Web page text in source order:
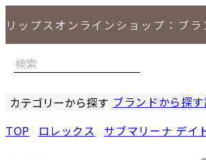
リップスオンラインショップ：ブ
カテゴリーから探す ブランドから探す
TOP ロレックス サブマリーナ デイ